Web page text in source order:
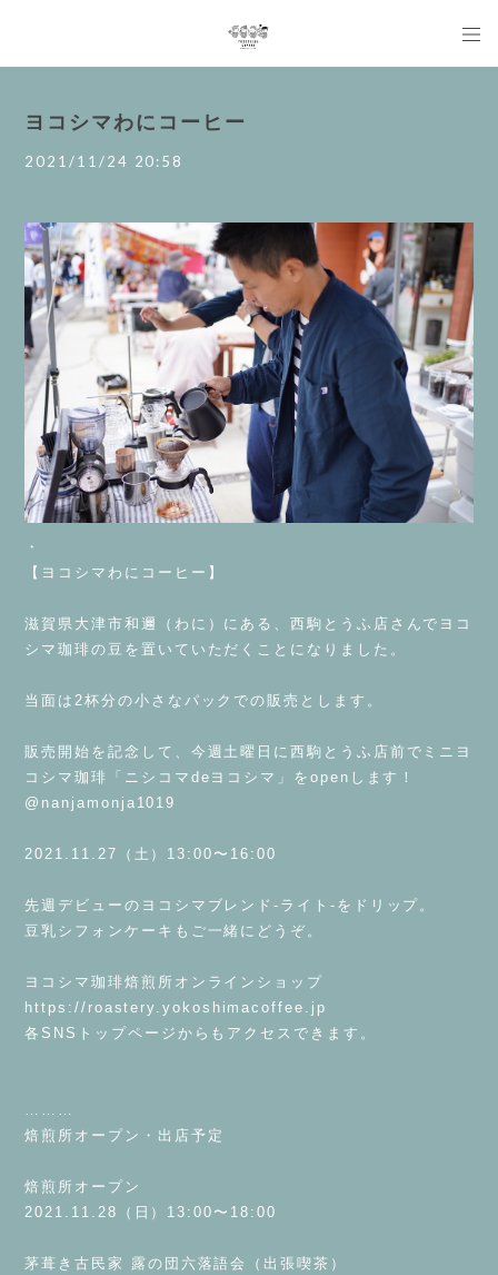
ヨコシマわにコーヒー
2021/11/24 20:58
・
【ヨコシマわにコーヒー】
滋賀県大津市和邇（わに）にある、西駒とうふ店さんでヨコ
シマ珈琲の豆を置いていただくことになりました。
当面は2杯分の小さなパックでの販売とします。
販売開始を記念して、今週土曜日に西駒とうふ店前でミニヨ
コシマ珈琲「ニシコマdeヨコシマ」をopenします！
@nanjamonja1019
2021.11.27（土）13:00〜16:00
先週デビューのヨコシマブレンド-ライト-をドリップ。
豆乳シフォンケーキもご一緒にどうぞ。
ヨコシマ珈琲焙煎所オンラインショップ
https://roastery.yokoshimacoffee.jp
各SNSトップページからもアクセスできます。
焙煎所オープン・出店予定
焙煎所オープン
2021.11.28（日）13:00〜18:00
茅葺き古民家 露の団六落語会（出張喫茶）